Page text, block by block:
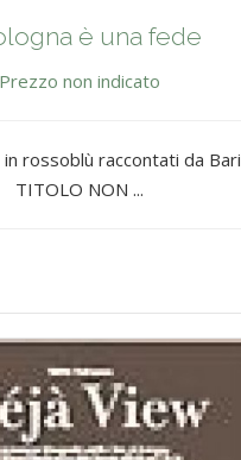
è una fede
Prezzo non indicato
rossoblù raccontati da
TITOLO NON ...